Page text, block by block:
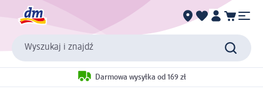
Wyszukaj i znajdź
Darmowa wysyłka od 169 zł